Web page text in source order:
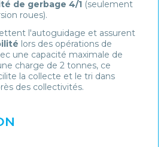
de gerbage 4/1 (seulement
roues).
l'autoguidage et assurent
lors des opérations de
une capacité maximale de
charge de 2 tonnes, ce
la collecte et le tri dans
des collectivités.